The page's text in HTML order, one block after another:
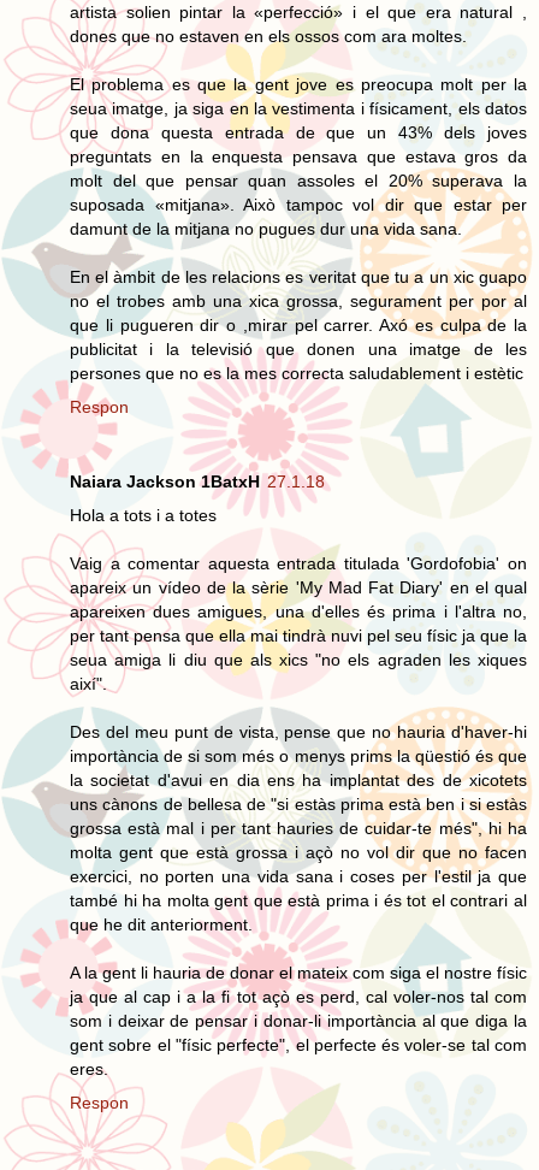
artista solien pintar la «perfecció» i el que era natural ,
dones que no estaven en els ossos com ara moltes.
El problema es que la gent jove es preocupa molt per la
seua imatge, ja siga en la vestimenta i físicament, els datos
que dona questa entrada de que un 43% dels joves
preguntats en la enquesta pensava que estava gros da
molt del que pensar quan assoles el 20% superava la
suposada «mitjana». Això tampoc vol dir que estar per
damunt de la mitjana no pugues dur una vida sana.
En el àmbit de les relacions es veritat que tu a un xic guapo
no el trobes amb una xica grossa, segurament per por al
que li pugueren dir o ,mirar pel carrer. Axó es culpa de la
publicitat i la televisió que donen una imatge de les
persones que no es la mes correcta saludablement i estètic
Respon
Naiara Jackson 1BatxH 27.1.18
Hola a tots i a totes
Vaig a comentar aquesta entrada titulada 'Gordofobia' on
apareix un vídeo de la sèrie 'My Mad Fat Diary' en el qual
apareixen dues amigues, una d'elles és prima i l'altra no,
per tant pensa que ella mai tindrà nuvi pel seu físic ja que la
seua amiga li diu que als xics "no els agraden les xiques
així".
Des del meu punt de vista, pense que no hauria d'haver-hi
importància de si som més o menys prims la qüestió és que
la societat d'avui en dia ens ha implantat des de xicotets
uns cànons de bellesa de "si estàs prima està ben i si estàs
grossa està mal i per tant hauries de cuidar-te més", hi ha
molta gent que està grossa i açò no vol dir que no facen
exercici, no porten una vida sana i coses per l'estil ja que
també hi ha molta gent que està prima i és tot el contrari al
que he dit anteriorment.
A la gent li hauria de donar el mateix com siga el nostre físic
ja que al cap i a la fi tot açò es perd, cal voler-nos tal com
som i deixar de pensar i donar-li importància al que diga la
gent sobre el "físic perfecte", el perfecte és voler-se tal com
eres.
Respon